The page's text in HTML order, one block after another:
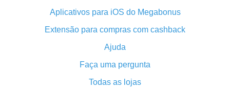
Cashback do aplicativo móvel do AliExpress -
vantagens do plug-in
O cashback em dobro no Aliexpress foi cancelado!
Como usar o cashback no Aliexpress - manual
resumido
Tudo sobre como o cashback funciona no AliExpress
Aplicativos para iOS do Megabonus
Extensão para compras com cashback
Ajuda
Faça uma pergunta
Todas as lojas